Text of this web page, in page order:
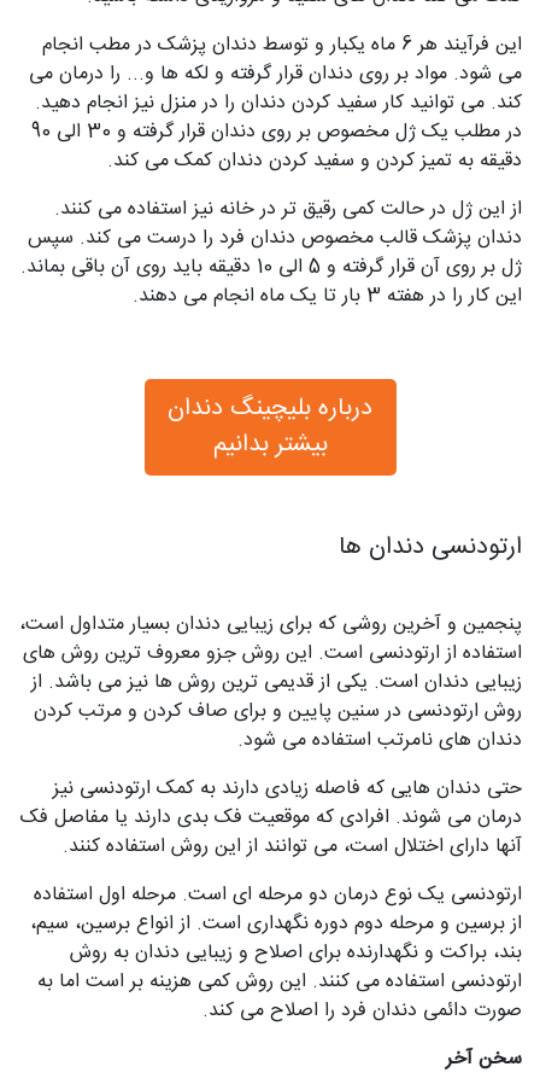
این فرآیند هر 6 ماه یکبار و توسط دندان پزشک در مطب انجام
می شود. مواد بر روی دندان قرار گرفته و لکه ها و... را درمان می
کند. می توانید کار سفید کردن دندان را در منزل نیز انجام دهید.
در مطلب یک ژل مخصوص بر روی دندان قرار گرفته و 30 الی 90
دقیقه به تمیز کردن و سفید کردن دندان کمک می کند.
از این ژل در حالت کمی رقیق تر در خانه نیز استفاده می کنند.
دندان پزشک قالب مخصوص دندان فرد را درست می کند. سپس
ژل بر روی آن قرار گرفته و 5 الی 10 دقیقه باید روی آن باقی بماند.
این کار را در هفته 3 بار تا یک ماه انجام می دهند.
درباره بلیچینگ دندان
بیشتر بدانیم
ارتودنسی دندان ها
پنجمین و آخرین روشی که برای زیبایی دندان بسیار متداول است،
استفاده از ارتودنسی است. این روش جزو معروف ترین روش های
زیبایی دندان است. یکی از قدیمی ترین روش ها نیز می باشد. از
روش ارتودنسی در سنین پایین و برای صاف کردن و مرتب کردن
دندان های نامرتب استفاده می شود.
حتی دندان هایی که فاصله زیادی دارند به کمک ارتودنسی نیز
درمان می شوند. افرادی که موقعیت فک بدی دارند یا مفاصل فک
آنها دارای اختلال است، می توانند از این روش استفاده کنند.
ارتودنسی یک نوع درمان دو مرحله ای است. مرحله اول استفاده
از برسین و مرحله دوم دوره نگهداری است. از انواع برسین، سیم،
بند، براکت و نگهدارنده برای اصلاح و زیبایی دندان به روش
ارتودنسی استفاده می کنند. این روش کمی هزینه بر است اما به
صورت دائمی دندان فرد را اصلاح می کند.
سخن آخر